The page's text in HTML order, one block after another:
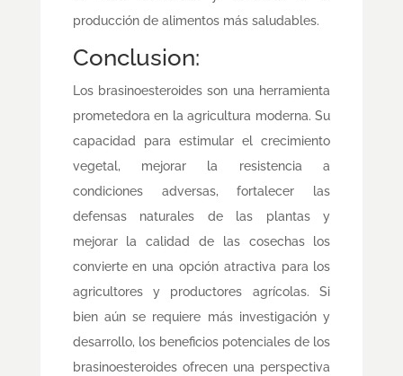
producción de alimentos más saludables.
Conclusion:
Los brasinoesteroides son una herramienta
prometedora en la agricultura moderna. Su
capacidad para estimular el crecimiento
vegetal, mejorar la resistencia a
condiciones adversas, fortalecer las
defensas naturales de las plantas y
mejorar la calidad de las cosechas los
convierte en una opción atractiva para los
agricultores y productores agrícolas. Si
bien aún se requiere más investigación y
desarrollo, los beneficios potenciales de los
brasinoesteroides ofrecen una perspectiva